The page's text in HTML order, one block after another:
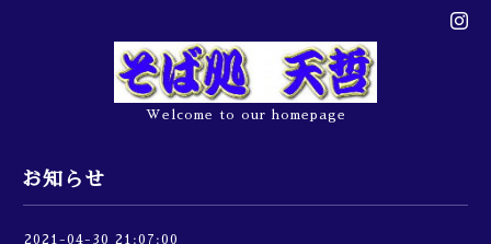
Welcome to our homepage
お知らせ
2021-04-30 21:07:00